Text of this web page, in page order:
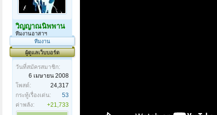
วิญญาณนิพพาน
ทีมงานอาสาฯ
ทีมงาน
ผู้ดูแลเว็บบอร์ด
วันที่สมัครสมาชิก:
6 เมษายน 2008
โพสต์:
24,317
กระทู้เรื่องเด่น:
53
ค่าพลัง:
+21,733